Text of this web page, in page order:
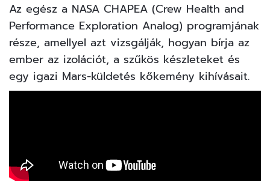
Az egész a NASA CHAPEA (Crew Health and
Performance Exploration Analog) programjának
része, amellyel azt vizsgálják, hogyan bírja az
ember az izolációt, a szűkös készleteket és
egy igazi Mars-küldetés kőkemény kihívásait.